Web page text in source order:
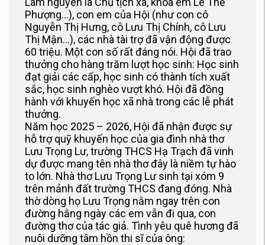
Phượng…), con em của Hội (như con cô
Nguyễn Thị Hưng, cô Lưu Thị Chính, cô Lưu
Thị Mận…), các nhà tài trợ đã vận động được
60 triệu. Một con số rất đáng nói. Hội đã trao
thưởng cho hàng trăm lượt học sinh: Học sinh
đạt giải các cấp, học sinh có thành tích xuất
sắc, học sinh nghèo vượt khó. Hội đã đồng
hành với khuyến học xã nhà trong các lễ phát
thưởng.
Năm học 2025 – 2026, Hội đã nhận được sự
hỗ trợ quỹ khuyến học của gia đình nhà thơ
Lưu Trọng Lư, trường THCS Hạ Trạch đã vinh
dự được mang tên nhà thơ đây là niềm tự hào
to lớn. Nhà thơ Lưu Trọng Lư sinh tại xóm 9
trên mảnh đất trường THCS đang đóng. Nhà
thờ dòng họ Lưu Trọng nằm ngay trên con
đường hằng ngày các em vẫn đi qua, con
đường thơ của tác giả. Tình yêu quê hương đã
nuôi dưỡng tâm hồn thi sĩ của ông: